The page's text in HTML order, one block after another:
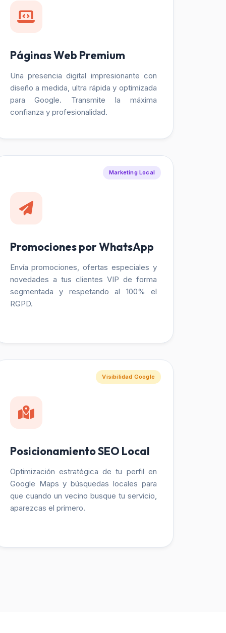
Páginas Web Premium
Una presencia digital impresionante con
diseño a medida, ultra rápida y optimizada
para Google. Transmite la máxima
confianza y profesionalidad.
Marketing Local
Promociones por WhatsApp
Envía promociones, ofertas especiales y
novedades a tus clientes VIP de forma
segmentada y respetando al 100% el
RGPD.
Visibilidad Google
Posicionamiento SEO Local
Optimización estratégica de tu perfil en
Google Maps y búsquedas locales para
que cuando un vecino busque tu servicio,
aparezcas el primero.